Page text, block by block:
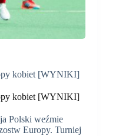
kobiet [WYNIKI]
kobiet [WYNIKI]
Polski weźmie
Europy. Turniej